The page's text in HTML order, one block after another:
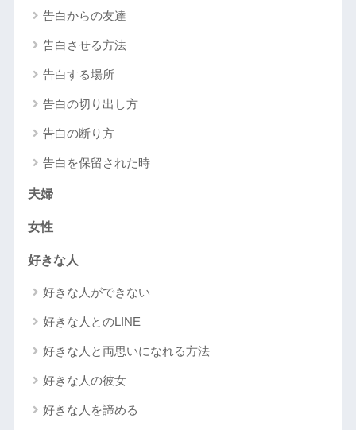
告白からの友達
告白させる方法
告白する場所
告白の切り出し方
告白の断り方
告白を保留された時
夫婦
女性
好きな人
好きな人ができない
好きな人とのLINE
好きな人と両思いになれる方法
好きな人の彼女
好きな人を諦める